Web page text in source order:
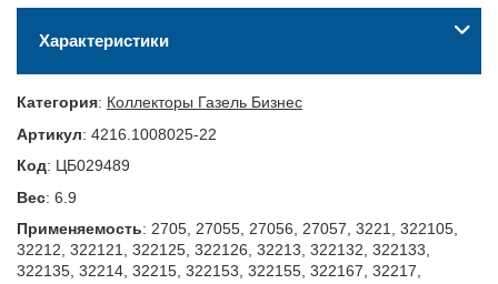
Характеристики
Категория: Коллекторы Газель Бизнес
Артикул: 4216.1008025-22
Код: ЦБ029489
Вес: 6.9
Применяемость: 2705, 27055, 27056, 27057, 3221, 322105,
32212, 322121, 322125, 322126, 32213, 322132, 322133,
322135, 32214, 32215, 322153, 322155, 322167, 32217,